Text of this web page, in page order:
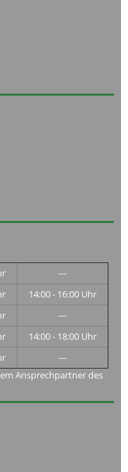
---
14:00 - 16:00 Uhr
---
14:00 - 18:00 Uhr
---
Ansprechpartner des